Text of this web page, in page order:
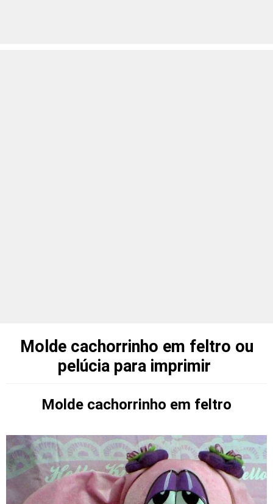
Molde cachorrinho em feltro ou
pelúcia para imprimir
Molde cachorrinho em feltro